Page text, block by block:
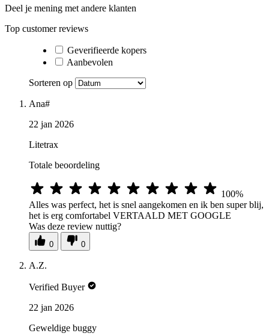
Deel je mening met andere klanten
Top customer reviews
Geverifieerde kopers
Aanbevolen
Sorteren op
Ana#
22 jan 2026
Litetrax
Totale beoordeling
100%
Alles was perfect, het is snel aangekomen en ik ben super blij,
het is erg comfortabel VERTAALD MET GOOGLE
Was deze review nuttig?
0 0
A.Z.
Verified Buyer
22 jan 2026
Geweldige buggy